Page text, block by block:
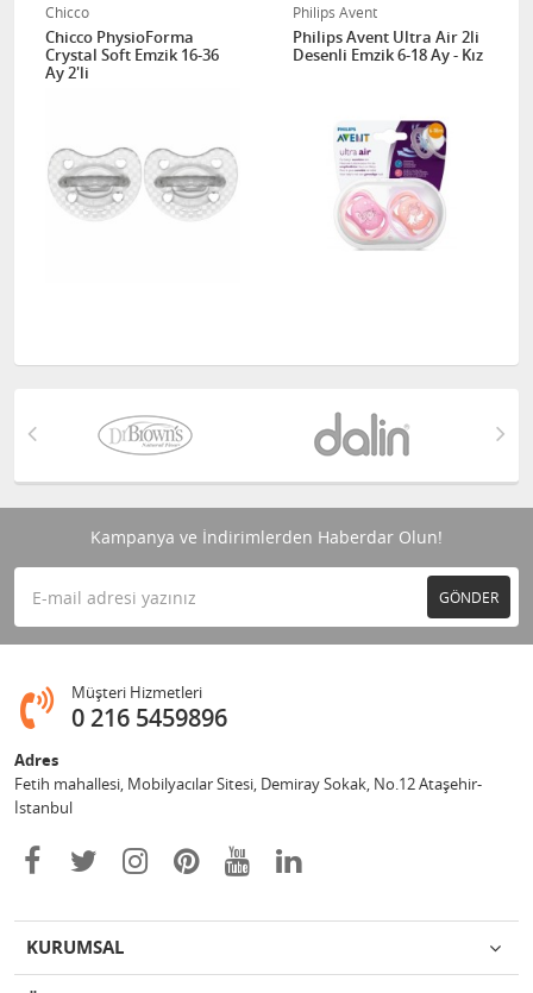
Chicco
Chicco PhysioForma
Crystal Soft Emzik 16-36
Ay 2'li
Philips Avent
Philips Avent Ultra Air 2li
Desenli Emzik 6-18 Ay - Kız
Kampanya ve İndirimlerden Haberdar Olun!
GÖNDER
Müşteri Hizmetleri
0 216 5459896
Adres
Fetih mahallesi, Mobilyacılar Sitesi, Demiray Sokak, No.12 Ataşehir-
İstanbul
KURUMSAL